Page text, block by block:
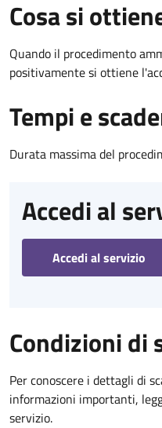
Cosa si
Quando il procedimento
positivamente si ottiene
Tempi e
Durata massima del
Accedi al
Accedi al servizio
Condizioni di
Per conoscere i dettagli di
informazioni importanti,
servizio.